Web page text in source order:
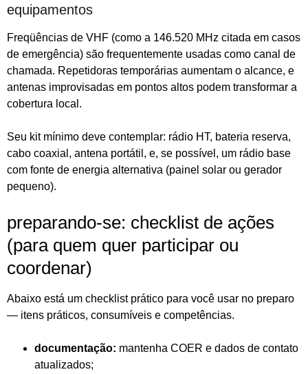
equipamentos
Freqüências de VHF (como a 146.520 MHz citada em casos
de emergência) são frequentemente usadas como canal de
chamada. Repetidoras temporárias aumentam o alcance, e
antenas improvisadas em pontos altos podem transformar a
cobertura local.
Seu kit mínimo deve contemplar: rádio HT, bateria reserva,
cabo coaxial, antena portátil, e, se possível, um rádio base
com fonte de energia alternativa (painel solar ou gerador
pequeno).
preparando-se: checklist de ações
(para quem quer participar ou
coordenar)
Abaixo está um checklist prático para você usar no preparo
— itens práticos, consumíveis e competências.
documentação: mantenha COER e dados de contato
atualizados;